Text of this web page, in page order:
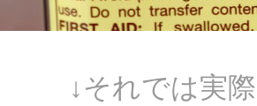
↓それでは実